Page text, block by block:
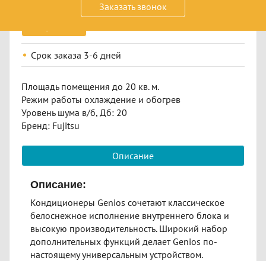
Заказать звонок
Срок заказа 3-6 дней
Площадь помещения до 20 кв. м.
Режим работы охлаждение и обогрев
Уровень шума в/б, Дб: 20
Бренд: Fujitsu
Описание
Описание:
Кондиционеры Genios сочетают классическое
белоснежное исполнение внутреннего блока и
высокую производительность. Широкий набор
дополнительных функций делает Genios по-
настоящему универсальным устройством.